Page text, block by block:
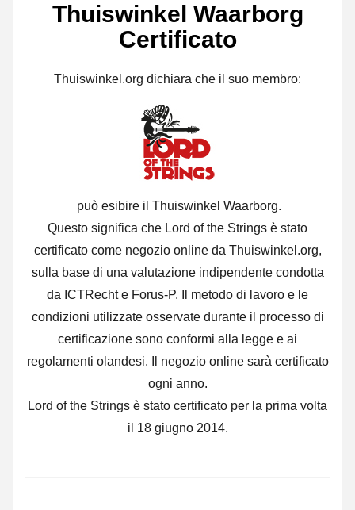
Thuiswinkel Waarborg
Certificato
Thuiswinkel.org dichiara che il suo membro:
può esibire il Thuiswinkel Waarborg.
Questo significa che Lord of the Strings è stato
certificato come negozio online da Thuiswinkel.org,
sulla base di una valutazione indipendente condotta
da ICTRecht e Forus-P. Il metodo di lavoro e le
condizioni utilizzate osservate durante il processo di
certificazione sono conformi alla legge e ai
regolamenti olandesi. Il negozio online sarà certificato
ogni anno.
Lord of the Strings è stato certificato per la prima volta
il 18 giugno 2014.